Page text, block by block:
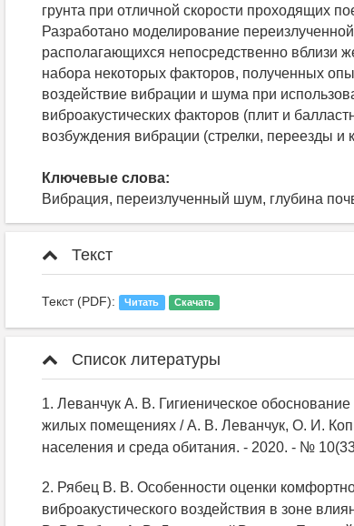
грунта при отличной скорости проходящих
Разработано моделирование
располагающихся непосредственно вблизи
набора некоторых факторов, полученных
воздействие вибрации и шума при
виброакустических факторов (плит и
возбуждения вибрации (стрелки, переезды и
Ключевые слова:
Вибрация, переизлученный шум, глубина
Текст
Текст (PDF): Читать Скачать
Список литературы
1. Леванчук А. В. Гигиеническое
жилых помещениях / А. В. Леванчук, О. И.
населения и среда обитания. - 2020. - №
2. Рябец В. В. Особенности оценки
виброакустического воздействия в зоне